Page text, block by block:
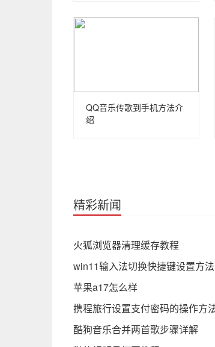
QQ音乐传歌到手机方法介
绍
精彩新闻
火狐浏览器清理缓存教程
win11输入法切换快捷键设置方法
苹果a17怎么样
携程旅行设置支付密码的操作方
酷狗音乐合并两首歌步骤详解